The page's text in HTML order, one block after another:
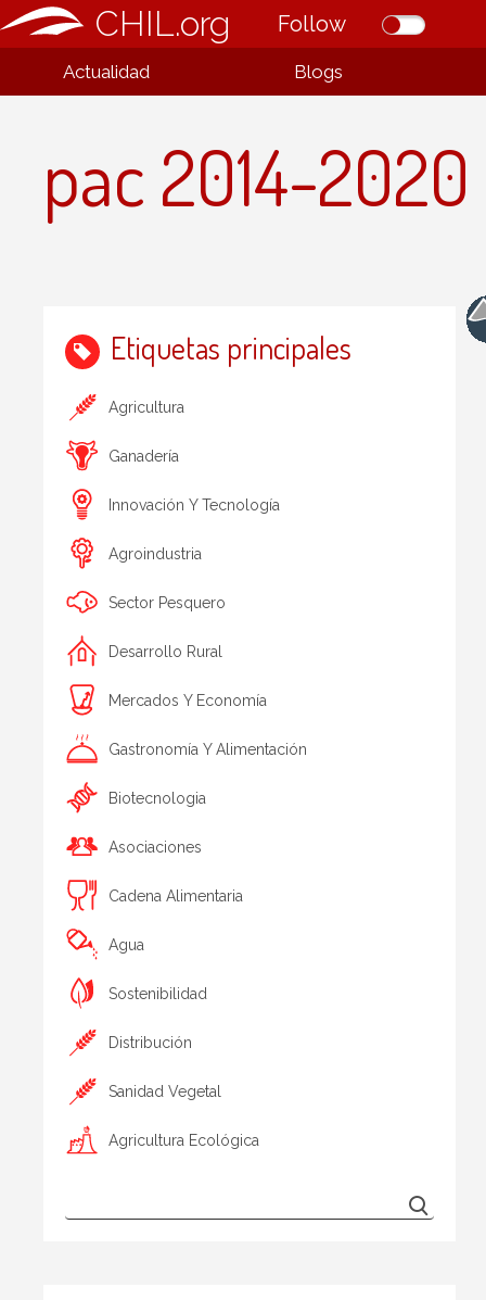
CHIL.org Follow
Actualidad Blogs
pac 2014-2020
Etiquetas principales
Agricultura
Ganadería
Innovación Y Tecnología
Agroindustria
Sector Pesquero
Desarrollo Rural
Mercados Y Economía
Gastronomía Y Alimentación
Biotecnologia
Asociaciones
Cadena Alimentaria
Agua
Sostenibilidad
Distribución
Sanidad Vegetal
Agricultura Ecológica